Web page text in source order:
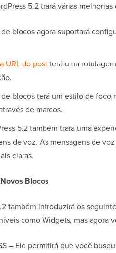
5.2 trará várias
blocos agora suportará
URL do postterá uma
blocos terá um estilo de foco
de marcos.
5.2 também trará uma
de voz. As mensagens de
claras.
Blocos
também introduzirá os
como Widgets, mas agora
– Ele permitirá que você